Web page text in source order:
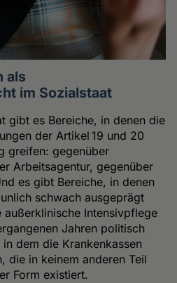
als
im Sozialstaat
gibt es Bereiche, in denen die
der Artikel 19 und 20
greifen: gegenüber
Arbeitsagentur, gegenüber
es gibt Bereiche, in denen
schwach ausgeprägt
Intensivpflege
Jahren politisch
dem die Krankenkassen
die in keinem anderen Teil
Form existiert.